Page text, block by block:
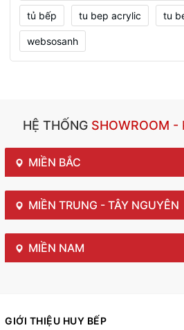
tủ bếp tu bep acrylic tu
websosanh
HỆ THỐNGSHOWROOM -
MIỀN BẮC
MIỀN TRUNG - TÂY NGUYÊN
MIỀN NAM
GIỚI THIỆU HUY BẾP